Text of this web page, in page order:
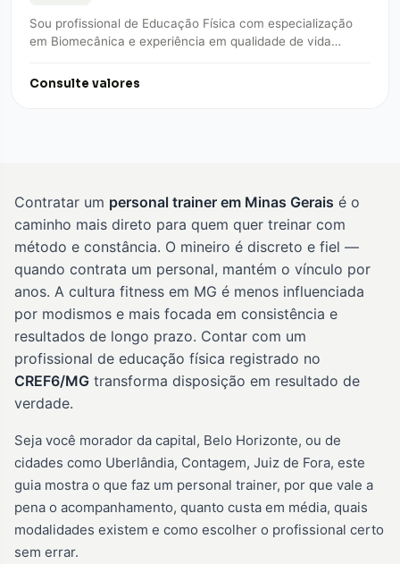
Sou profissional de Educação Física com especialização
em Biomecânica e experiência em qualidade de vida
Consulte valores
Contratar um personal trainer em Minas Gerais é o
caminho mais direto para quem quer treinar com
método e constância. O mineiro é discreto e fiel —
quando contrata um personal, mantém o vínculo por
anos. A cultura fitness em MG é menos influenciada
por modismos e mais focada em consistência e
resultados de longo prazo. Contar com um
profissional de educação física registrado no
CREF6/MG transforma disposição em resultado de
verdade.
Seja você morador da capital, Belo Horizonte, ou de
cidades como Uberlândia, Contagem, Juiz de Fora, este
guia mostra o que faz um personal trainer, por que vale a
pena o acompanhamento, quanto custa em média, quais
modalidades existem e como escolher o profissional certo
sem errar.